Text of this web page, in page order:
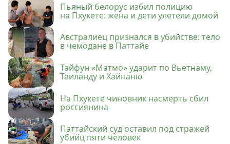
Пьяный белорус избил полицию
на Пхукете: жена и дети улетели домой
Австралиец признался в убийстве: тело
в чемодане в Паттайе
Тайфун «Матмо» ударит по Вьетнаму,
Таиланду и Хайнаню
На Пхукете чиновник насмерть сбил
россиянина
Паттайский суд оставил под стражей
убийц пяти человек